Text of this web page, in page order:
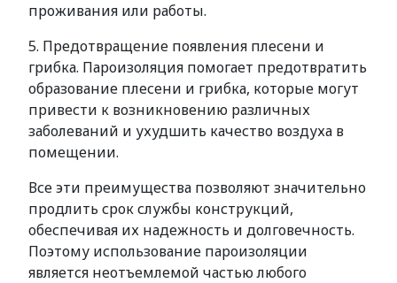
проживания или работы.
5. Предотвращение появления плесени и
грибка. Пароизоляция помогает предотвратить
образование плесени и грибка, которые могут
привести к возникновению различных
заболеваний и ухудшить качество воздуха в
помещении.
Все эти преимущества позволяют значительно
продлить срок службы конструкций,
обеспечивая их надежность и долговечность.
Поэтому использование пароизоляции
является неотъемлемой частью любого